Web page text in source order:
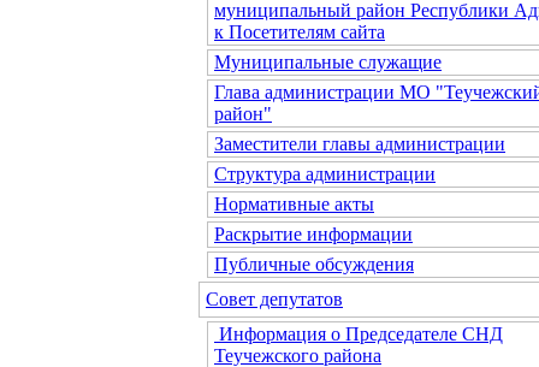
муниципальный район Республики
к Посетителям сайта
Муниципальные служащие
Глава администрации МО
район"
Заместители главы администрации
Структура администрации
Нормативные акты
Раскрытие информации
Публичные обсуждения
Совет депутатов
Информация о Председателе СНД
Теучежского района